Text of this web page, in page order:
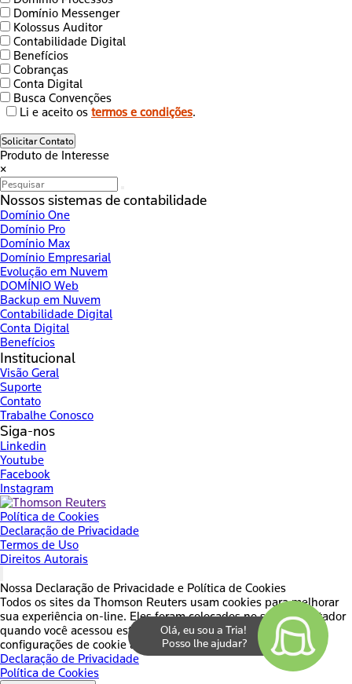
Domínio Messenger
Kolossus Auditor
Contabilidade Digital
Benefícios
Cobranças
Conta Digital
Busca Convenções
Li e aceito os termos e condições.
Solicitar Contato
Produto de Interesse
×
Nossos sistemas de contabilidade
Domínio One
Domínio Pro
Domínio Max
Domínio Empresarial
Evolução em Nuvem
DOMÍNIO Web
Backup em Nuvem
Contabilidade Digital
Conta Digital
Benefícios
Institucional
Visão Geral
Suporte
Contato
Trabalhe Conosco
Siga-nos
Linkedin
Youtube
Facebook
Instagram
Política de Cookies
Declaração de Privacidade
Termos de Uso
Direitos Autorais
Nossa Declaração de Privacidade e Política de Cookies
Todos os sites da Thomson Reuters usam cookies para melhorar
sua experiência on-line. Eles foram colocados no seu computador
quando você acessou este site. Você pode alterar suas
configurações de cookie através do seu navegador.
Declaração de Privacidade
Política de Cookies